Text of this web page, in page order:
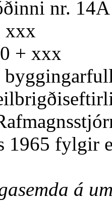
nr.
xxx
+ xxx
1965 fylgir
á